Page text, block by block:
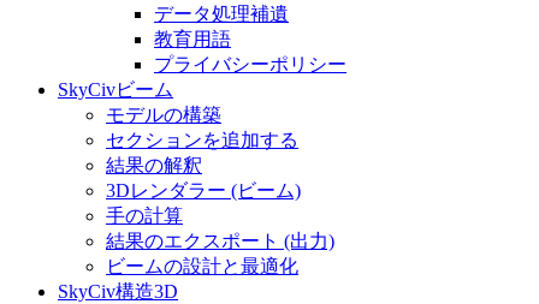
データ処理補遺
教育用語
プライバシーポリシー
SkyCivビーム
モデルの構築
セクションを追加する
結果の解釈
3Dレンダラー (ビーム)
手の計算
結果のエクスポート (出力)
ビームの設計と最適化
SkyCiv構造3D